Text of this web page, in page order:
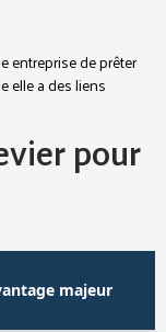
entreprise de prêter
elle a des liens
pour
majeur